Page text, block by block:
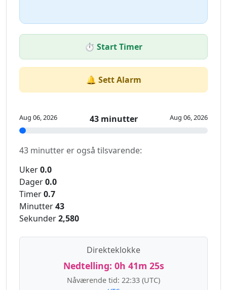
⏱️ Start Timer
🔔 Sett Alarm
Aug 06, 2026 43 minutter Aug 06, 2026
43 minutter er også tilsvarende:
Uker0.0
Dager0.0
Timer0.7
Minutter43
Sekunder2,580
Direkteklokke
Nedtelling: 0h 41m 25s
Nåværende tid: 22:33 (UTC)